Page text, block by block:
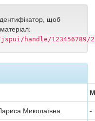
щоб
handle/123456789/
Миколаївна
-